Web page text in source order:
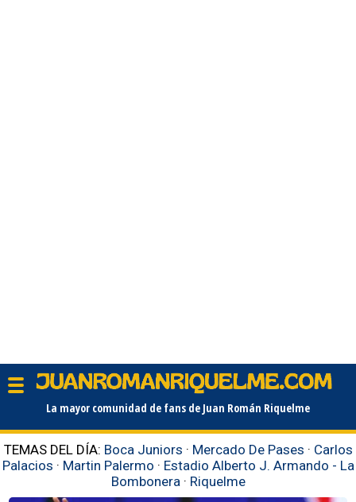
La mayor comunidad de fans de Juan Román Riquelme
TEMAS DEL DÍA: Boca Juniors · Mercado De Pases · Carlos
Palacios · Martin Palermo · Estadio Alberto J. Armando - La
Bombonera · Riquelme